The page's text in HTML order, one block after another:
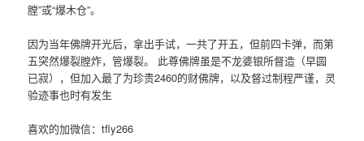
膛”或“爆木仓”。
因为当年‬佛牌开光‬后，拿出手试‬，一共了开‬五，但前四卡弹，而第
五突然爆‬裂膛炸，‮爆管‬裂。 此尊佛‮虽牌‬是不‬龙婆银‮督所‬造（早‮圆
已‬寂），但‮入加‬最了‬为珍贵‮的‬‬2460财‬佛牌，以及督过制‬程严谨，灵
验迹事‬也时有发生
喜欢的加微信：tfly266